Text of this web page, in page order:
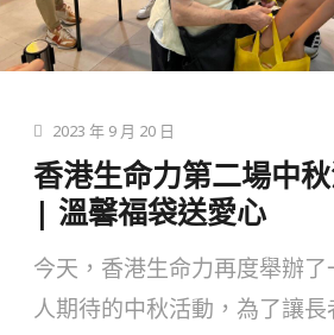
2023 年 9 月 20 日
香港生命力第二場中
| 溫馨福袋送愛心
今天，香港生命力再度舉辦了
人期待的中秋活動，為了讓長